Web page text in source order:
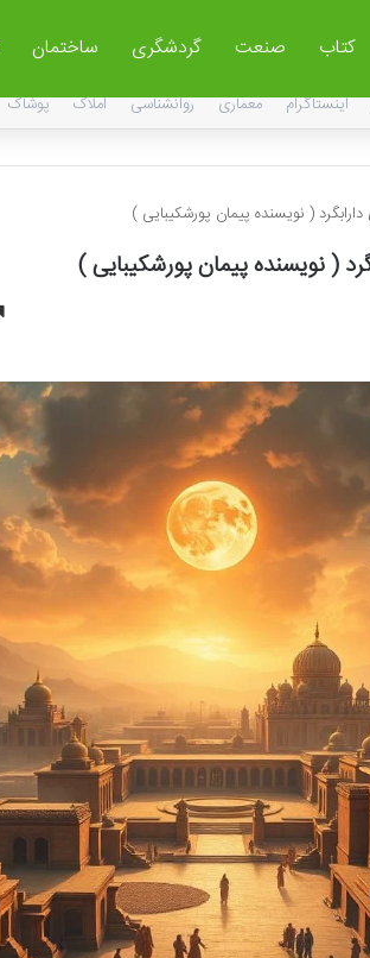
کتاب صنعت گردشگری ساختمان
اینستاگرام معماری روانشناسی املاک پوشاک
( نویسنده پیمان پورشکیبایی )
( نویسنده پیمان پورشکیبایی )